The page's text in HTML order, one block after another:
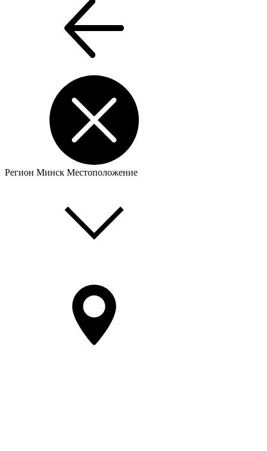
Регион Минск Местоположение